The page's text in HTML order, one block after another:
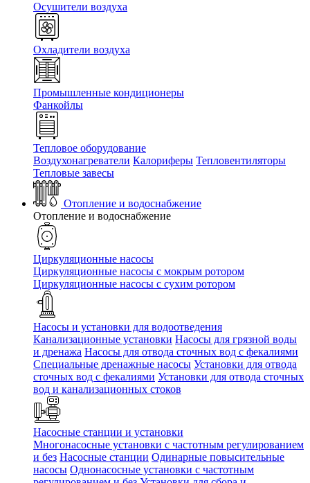
Осушители воздуха
Охладители воздуха
Промышленные кондиционеры
Фанкойлы
Тепловое оборудование
Воздухонагреватели Калориферы Тепловентиляторы
Тепловые завесы
Отопление и водоснабжение
Отопление и водоснабжение
Циркуляционные насосы
Циркуляционные насосы с мокрым ротором
Циркуляционные насосы с сухим ротором
Насосы и установки для водоотведения
Канализационные установки Насосы для грязной воды
и дренажа Насосы для отвода сточных вод c фекалиями
Специальные дренажные насосы Установки для отвода
сточных вод c фекалиями Установки для отвода сточных
вод и канализационных стоков
Насосные станции и установки
Многонасосные установки с частотным регулированием
и без Насосные станции Одинарные повысительные
насосы Однонасосные установки с частотным